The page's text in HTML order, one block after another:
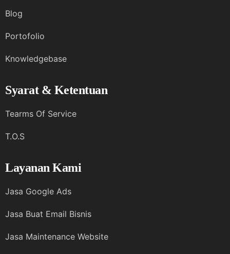
Blog
Portofolio
Knowledgebase
Syarat & Ketentuan
Tearms Of Service
T.O.S
Layanan Kami
Jasa Google Ads
Jasa Buat Email Bisnis
Jasa Maintenance Website